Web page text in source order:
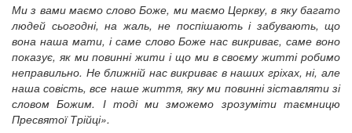
Ми з вами маємо слово Боже, ми маємо Церкву, в яку багато
людей сьогодні, на жаль, не поспішають і забувають, що
вона наша мати, і саме слово Боже нас викриває, саме воно
показує, як ми повинні жити і що ми в своєму житті робимо
неправильно. Не ближній нас викриває в наших гріхах, ні, але
наша совість, все наше життя, яку ми повинні зіставляти зі
словом Божим. І тоді ми зможемо зрозуміти таємницю
Пресвятої Трійці».